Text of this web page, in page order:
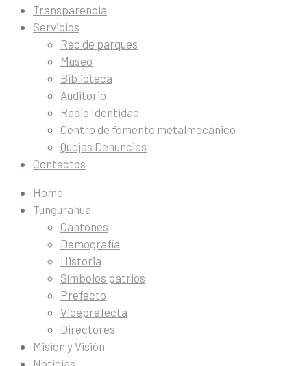
Transparencia
Servicios
Red de parques
Museo
Biblioteca
Auditorio
Radio Identidad
Centro de fomento metalmecánico
Quejas Denuncias
Contactos
Home
Tungurahua
Cantones
Demografía
Historia
Símbolos patrios
Prefecto
Viceprefecta
Directores
Misión y Visión
Noticias